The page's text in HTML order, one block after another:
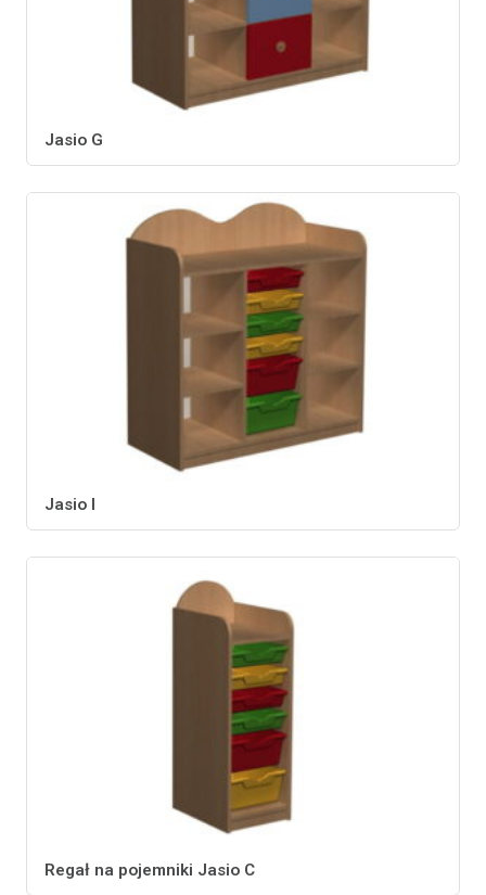
Jasio G
Jasio I
Regał na pojemniki Jasio C